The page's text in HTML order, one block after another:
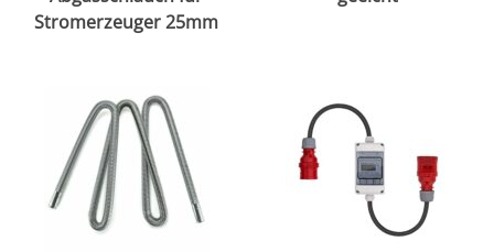
Stromerzeuger 25mm